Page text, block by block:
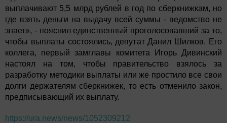
выплачивают 5,5 млрд рублей в год по сберкнижкам, но
где взять деньги на выдачу всей суммы - ведомство не
знает», - пояснил единственный проголосовавший за то,
чтобы выплаты состоялись, депутат Данил Шилков. Его
коллега, первый замглавы комитета Игорь Дивинский
настоял на том, чтобы правительство взялось за
разработку методики выплаты или же простило все свои
долги держателям сберкнижек, то есть отменило закон,
предписывающий их выплату.
https://ura.news/news/1052309212